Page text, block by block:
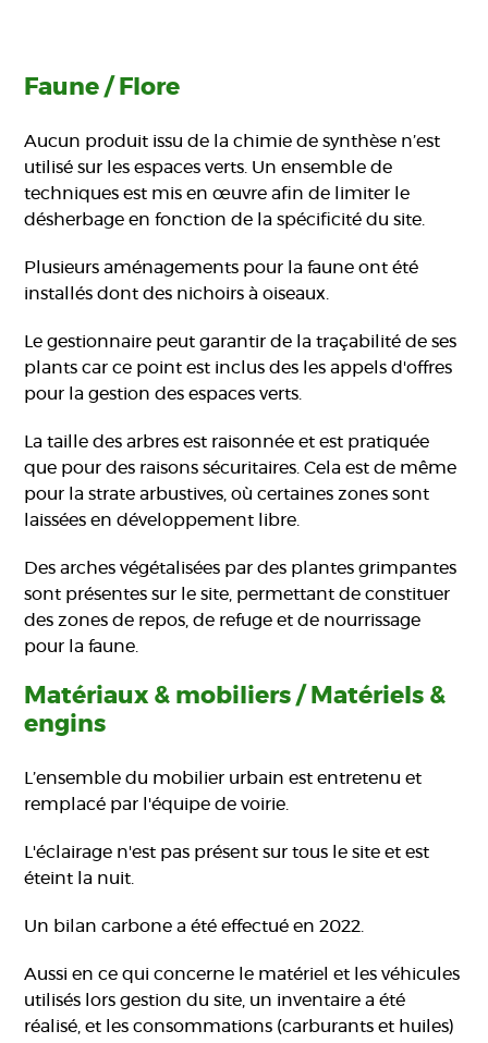
Faune / Flore
Aucun produit issu de la chimie de synthèse n’est
utilisé sur les espaces verts. Un ensemble de
techniques est mis en œuvre afin de limiter le
désherbage en fonction de la spécificité du site.
Plusieurs aménagements pour la faune ont été
installés dont des nichoirs à oiseaux.
Le gestionnaire peut garantir de la traçabilité de ses
plants car ce point est inclus des les appels d'offres
pour la gestion des espaces verts.
La taille des arbres est raisonnée et est pratiquée
que pour des raisons sécuritaires. Cela est de même
pour la strate arbustives, où certaines zones sont
laissées en développement libre.
Des arches végétalisées par des plantes grimpantes
sont présentes sur le site, permettant de constituer
des zones de repos, de refuge et de nourrissage
pour la faune.
Matériaux & mobiliers / Matériels &
engins
L’ensemble du mobilier urbain est entretenu et
remplacé par l'équipe de voirie.
L'éclairage n'est pas présent sur tous le site et est
éteint la nuit.
Un bilan carbone a été effectué en 2022.
Aussi en ce qui concerne le matériel et les véhicules
utilisés lors gestion du site, un inventaire a été
réalisé, et les consommations (carburants et huiles)